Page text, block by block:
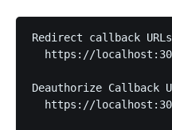
Redirect callback
https://
Deauthorize Callback
https://